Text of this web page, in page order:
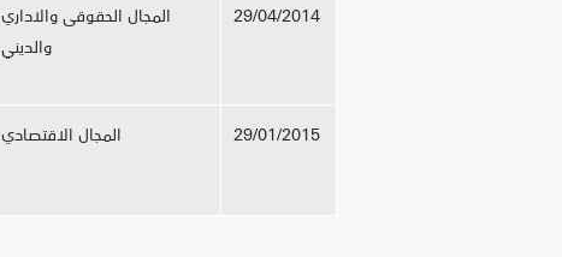
المجال الحقوقى والاداري
والديني
29/04/2014
المجال الاقتصادي 29/01/2015